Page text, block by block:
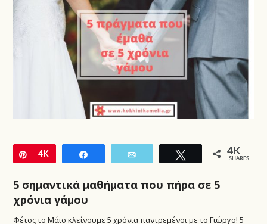
Pin
4K Tweet 4K
SHARES
5 σημαντικά μαθήματα που πήρα σε 5
χρόνια γάμου
Φέτος το Μάιο κλείνουμε 5 χρόνια παντρεμένοι με το Γιώργο! 5